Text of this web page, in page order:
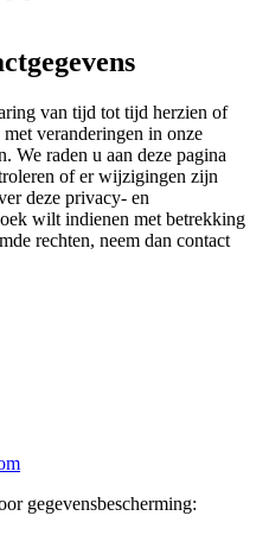
van tijd tot tijd herzien of
veranderingen in onze
raden u aan deze pagina
of er wijzigingen zijn
deze privacy- en
wilt indienen met betrekking
rechten, neem dan contact
gegevensbescherming: